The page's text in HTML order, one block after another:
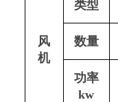
风
机
类型
数量
功率
kw